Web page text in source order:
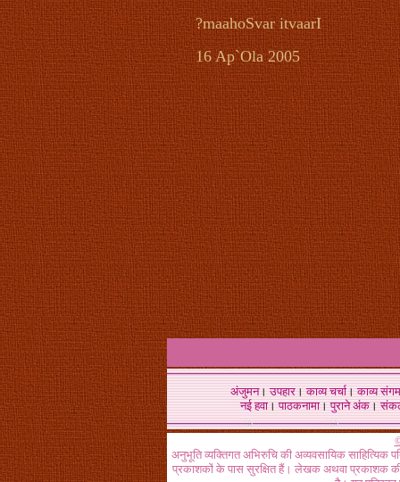
?maahoSvar itvaarI
16 Ap`Ola 2005
अंजुमन।उपहार।काव्य चर्चा।काव्य संगम
नई हवा। पाठकनामा। पुराने अंक।
अनुभूति व्यक्तिगत अभिरुचि की अव्यवसायिक
प्रकाशकों के पास सुरक्षित हैं। लेखक अथवा प्रकाशक की